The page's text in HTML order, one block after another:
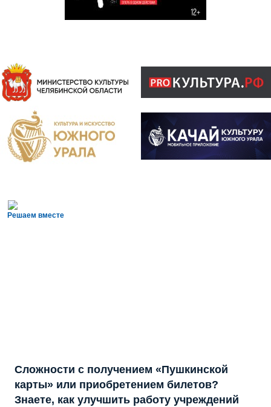
Решаем вместе
Сложности с получением «Пушкинской
карты» или приобретением билетов?
Знаете, как улучшить работу учреждений